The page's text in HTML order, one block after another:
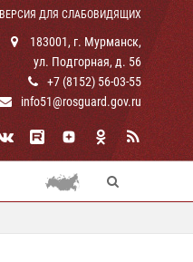
ВЕРСИЯ ДЛЯ СЛАБОВИДЯЩИХ
183001, г. Мурманск,
ул. Подгорная, д. 56
+7 (8152) 56-03-55
info51@rosguard.gov.ru